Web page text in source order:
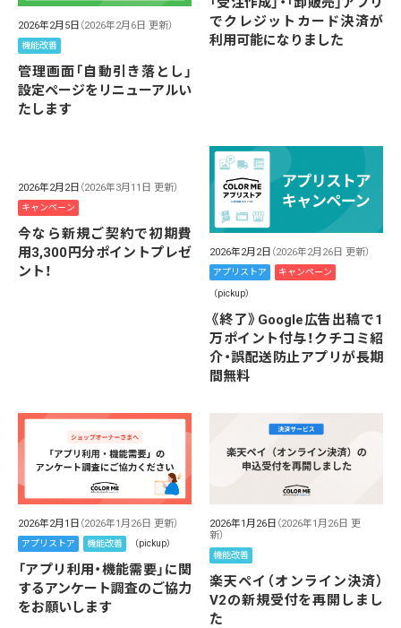
2026年2月5日 （2026年2月6日 更新）
機能改善
管理画面「自動引き落とし」
設定ページをリニューアルい
たします
でクレジットカード決済が
利用可能になりました
2026年2月2日 （2026年3月11日 更新）
キャンペーン
今なら新規ご契約で初期費
用3,300円分ポイントプレゼ
ント！
2026年2月2日 （2026年2月26日 更新）
アプリストア キャンペーン
（pickup）
《終了》Google広告出稿で1
万ポイント付与！クチコミ紹
介・誤配送防止アプリが長期
間無料
2026年2月1日 （2026年1月26日 更新）
アプリストア 機能改善 （pickup）
「アプリ利用・機能需要」に関
するアンケート調査のご協力
をお願いします
2026年1月26日 （2026年1月26日 更
新）
機能改善
楽天ペイ（オンライン決済）
V2の新規受付を再開しまし
た